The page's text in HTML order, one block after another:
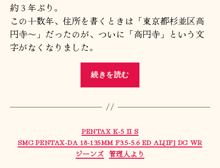
約３年ぶり。
この十数年、住所を書くときは「東京都杉並区高
円寺〜」だったのが、ついに「高円寺」という文
字がなくなりました。
続きを読む
し
た。”
カ
テ
ゴ
リ
PENTAX K-5 II S
SMC PENTAX-DA 18-135MM F3.5-5.6 ED AL[IF] DC WR
ジーンズ 管理人より